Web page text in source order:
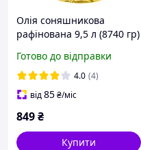
Олія соняшникова
рафінована 9,5 л (8740 гр)
Готово до відправки
4.0 (4)
від85₴/міс
849₴
Купити